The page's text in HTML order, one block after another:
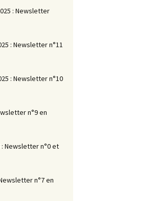
: Newsletter
: Newsletter n°11
: Newsletter n°10
n°9 en
Newsletter n°0 et
n°7 en